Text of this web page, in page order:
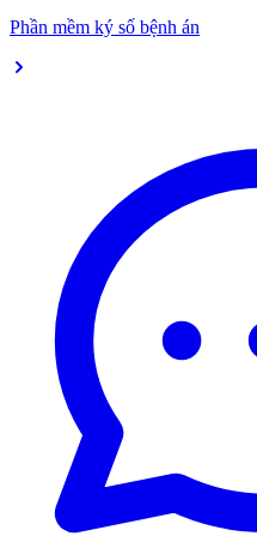
Phần mềm ký số bệnh án